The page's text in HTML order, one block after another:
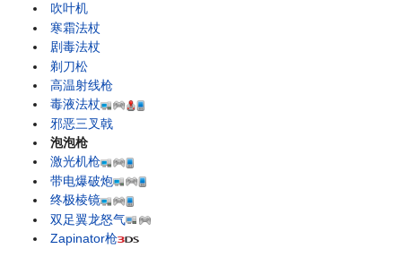
吹叶机
寒霜法杖
剧毒法杖
剃刀松
高温射线枪
毒液法杖
邪恶三叉戟
泡泡枪
激光机枪
带电爆破炮
终极棱镜
双足翼龙怒气
Zapinator枪